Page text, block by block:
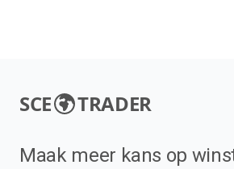
SCE TRADER
Maak meer kans op